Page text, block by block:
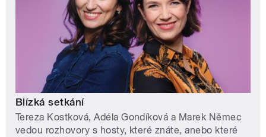
Blízká setkání
Tereza Kostková, Adéla Gondíková a Marek Němec
vedou rozhovory s hosty, které znáte, anebo které